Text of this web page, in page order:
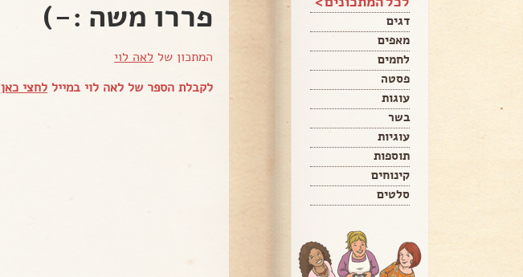
דגים
מאפים
לחמים
פסטה
עוגות
בשר
עוגיות
תוספות
קינוחים
סלטים
פררו משה :-)
המתכון של לאה לוי
לקבלת הספר של לאה לוי במייל לחצי כאן